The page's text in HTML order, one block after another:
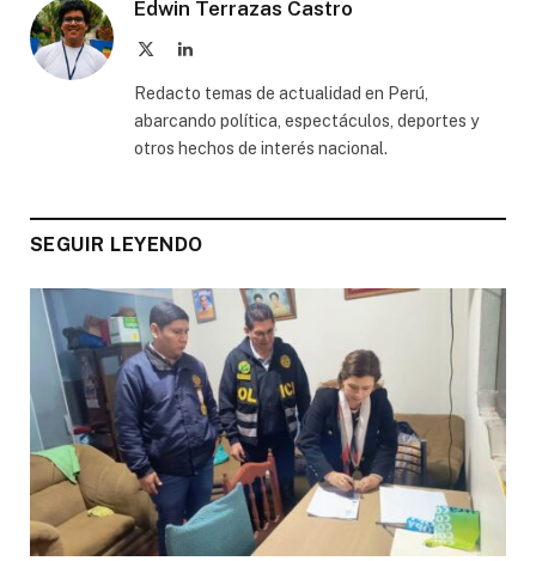
Edwin Terrazas Castro
LinkedIn
Redacto temas de actualidad en Perú,
abarcando política, espectáculos, deportes y
otros hechos de interés nacional.
SEGUIR LEYENDO